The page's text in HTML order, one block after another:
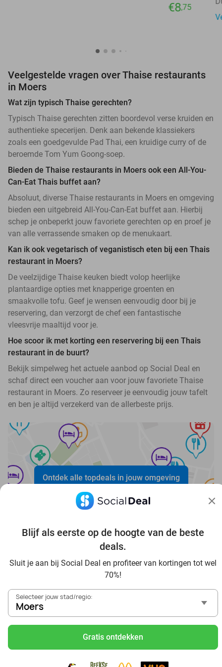
Blijf als eerste op de hoogte van de beste
deals.
Sluit je aan bij Social Deal en profiteer van kortingen tot wel
70%!
Selecteer jouw stad/regio:
Moers
Gratis ontdekken
€8,75
Veelgestelde vragen over Thaise restaurants
in Moers
Wat zijn typisch Thaise gerechten?
Typisch Thaise gerechten zitten boordevol verse kruiden en
authentieke specerijen. Denk aan bekende klassiekers
zoals een goedgevulde Pad Thai, een kruidige curry of de
beroemde Tom Yum Goong-soep.
Bieden de Thaise restaurants in Moers ook een All-You-
Can-Eat Thais buffet aan?
Absoluut, diverse Thaise restaurants in Moers en omgeving
bieden een uitgebreid All-You-Can-Eat buffet aan. Hierbij
schep je onbeperkt jouw favoriete gerechten op en proef je
van alle verrassende smaken op de menukaart.
Kan ik ook vegetarisch of veganistisch eten bij een Thais
restaurant in Moers?
De veelzijdige Thaise keuken biedt volop heerlijke
plantaardige opties met knapperige groenten en
smaakvolle tofu. Geef je wensen eenvoudig door bij je
reservering, dan verzorgt de chef een fantastische
vleesvrije maaltijd voor je.
Hoe scoor ik met korting een reservering bij een Thais
restaurant in de buurt?
Bekijk simpelweg het actuele aanbod op Social Deal en
schaf direct een voucher aan voor jouw favoriete Thaise
restaurant in Moers. Zo reserveer je eenvoudig jouw tafelt
en ben je altijd verzekerd van de allerbeste prijs.
Ontdek alle topdeals in jouw omgeving
Voordelig genieten in Moers: haal deal-inspiratie uit onze
In die Sauna in Moers und Umgebung
Tagesausflug zum Movie Park Germany mit Rabatt, von
Moers aus
Frühstück & Mittagessen in Moers
Reise von Moers aus und erlebe einen fantastischen Tag
im Freizeitpark Europa-Park
Besuche das Phantasialand von Moers aus und erlebe